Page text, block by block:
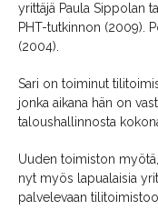
yrittäjä Paula Sippolan
PHT-tutkinnon (2009).
(2004).
Sari on toiminut
jonka aikana hän on
taloushallinnosta
Uuden toimiston
nyt myös lapualaisia
palvelevaan